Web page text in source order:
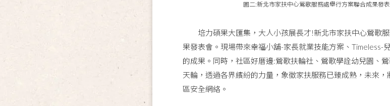
圖二:新北市家扶中心鶯歌服務處舉行方案聯合成果發表
培力碩果大匯集，大人小孩展長才!新北市家扶中心鶯歌服
果發表會。現場帶來幸福小舖-家長就業技能方案、
的成果。同時，社區好厝邊:鶯歌扶輪社、鶯歌學詮幼兒園、
天輪，透過各界繽紛的力量，象徵家扶服務已臻成熟，未來
區安全網絡。